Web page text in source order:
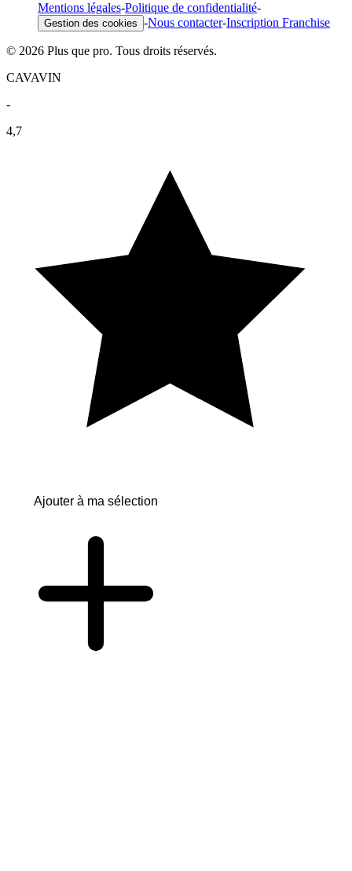
Mentions légales-Politique de confidentialité-
Gestion des cookies -Nous contacter-Inscription Franchise
© 2026 Plus que pro. Tous droits réservés.
CAVAVIN
-
4,7
Ajouter à ma sélection